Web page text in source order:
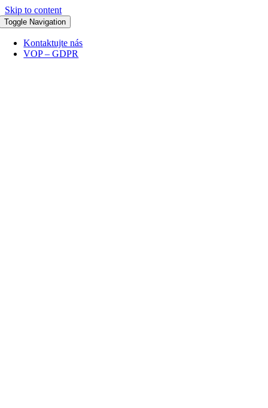
Skip to content
Toggle Navigation
Kontaktujte nás
VOP – GDPR